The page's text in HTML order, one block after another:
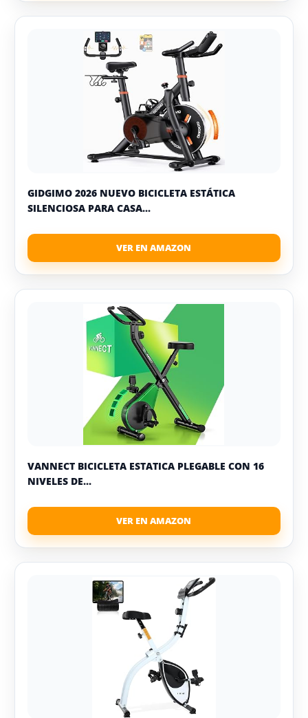
GIDGIMO 2026 NUEVO BICICLETA ESTÁTICA
SILENCIOSA PARA CASA...
VANNECT BICICLETA ESTATICA PLEGABLE CON 16
NIVELES DE...